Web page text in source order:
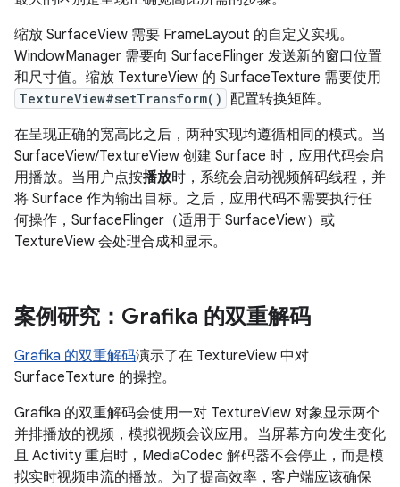
缩放 SurfaceView 需要 FrameLayout 的自定义实现。
WindowManager 需要向 SurfaceFlinger 发送新的窗口位置
和尺寸值。缩放 TextureView 的 SurfaceTexture 需要使用
TextureView#setTransform() 配置转换矩阵。
在呈现正确的宽高比之后，两种实现均遵循相同的模式。当
SurfaceView/TextureView 创建 Surface 时，应用代码会启
用播放。当用户点按播放时，系统会启动视频解码线程，并
将 Surface 作为输出目标。之后，应用代码不需要执行任
何操作，SurfaceFlinger（适用于 SurfaceView）或
TextureView 会处理合成和显示。
案例研究：Grafika 的双重解码
Grafika 的双重解码演示了在 TextureView 中对
SurfaceTexture 的操控。
Grafika 的双重解码会使用一对 TextureView 对象显示两个
并排播放的视频，模拟视频会议应用。当屏幕方向发生变化
且 Activity 重启时，MediaCodec 解码器不会停止，而是模
拟实时视频串流的播放。为了提高效率，客户端应该确保